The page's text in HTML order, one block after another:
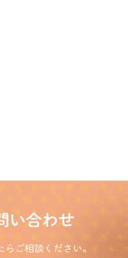
い合わせ
ご相談ください。